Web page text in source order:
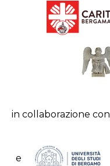
in collaborazione con
e